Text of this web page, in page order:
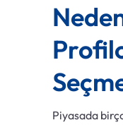
Piyasada